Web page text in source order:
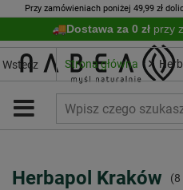
Przy zamówieniach poniżej 49,99 zł
Dostawa za 0 zł przy
Wstecz Strona główna
Herbapol Kraków (8